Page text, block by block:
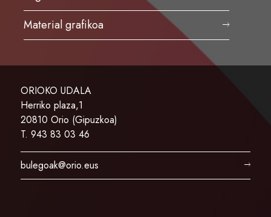
Material grafikoa
ORIOKO UDALA
Herriko plaza,1
20810 Orio (Gipuzkoa)
T. 943 83 03 46
bulegoak@orio.eus